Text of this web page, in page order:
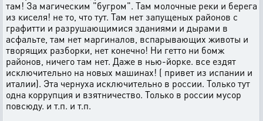
там! За магическим "бугром". Там молочные реки и берега
из киселя! не то, что тут. Там нет запущеных районов с
графитти и разрушающимися зданиями и дырами в
асфальте, там нет маргиналов, вспарывающих животы и
творящих разборки, нет конечно! Ни гетто ни бомж
районов, ничего там нет. Даже в нью-йорке. все ездят
исключительно на новых машинах! ( привет из испании и
италии). Эта чернуха исключительно в россии. Только тут
одна коррупция и взятничество. Только в россии мусор
повсюду. и т.п. и т.п.